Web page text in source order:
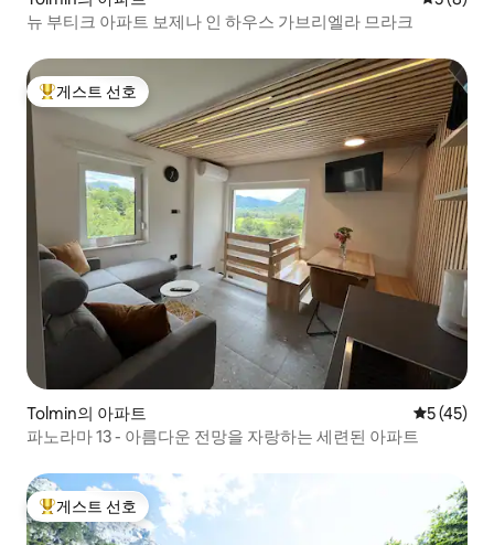
뉴 부티크 아파트 보제나 인 하우스 가브리엘라 므라크
상위 게스트 선호
게스트 선호
Tolmin의 아파트 평점 5점
5 (45)
파노라마 13 - 아름다운 전망을 자랑하는 세련된 아파트
상위 게스트 선호
게스트 선호